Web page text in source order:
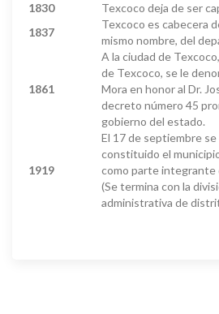
1830
Texcoco deja de ser
1837
Texcoco es cabecera
mismo nombre, del
1861
A la ciudad de
de Texcoco, se le
Mora en honor al Dr.
decreto número 45
gobierno del estado.
1919
El 17 de septiembre
constituido el
como parte integrante
(Se termina con la
administrativa de